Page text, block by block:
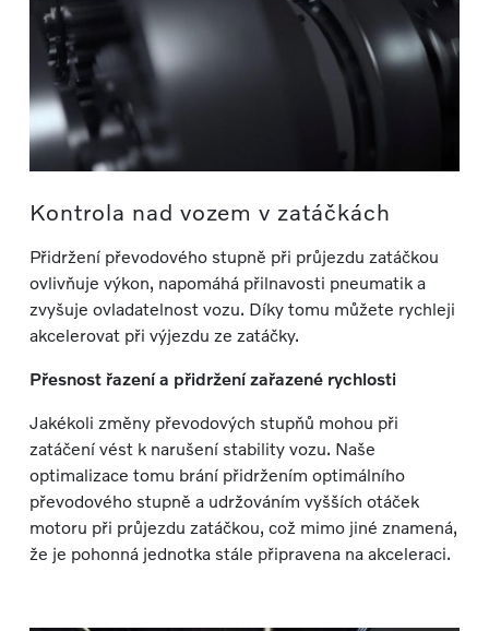
Kontrola nad vozem v zatáčkách
Přidržení převodového stupně při průjezdu zatáčkou
ovlivňuje výkon, napomáhá přilnavosti pneumatik a
zvyšuje ovladatelnost vozu. Díky tomu můžete rychleji
akcelerovat při výjezdu ze zatáčky.
Přesnost řazení a přidržení zařazené rychlosti
Jakékoli změny převodových stupňů mohou při
zatáčení vést k narušení stability vozu. Naše
optimalizace tomu brání přidržením optimálního
převodového stupně a udržováním vyšších otáček
motoru při průjezdu zatáčkou, což mimo jiné znamená,
že je pohonná jednotka stále připravena na akceleraci.